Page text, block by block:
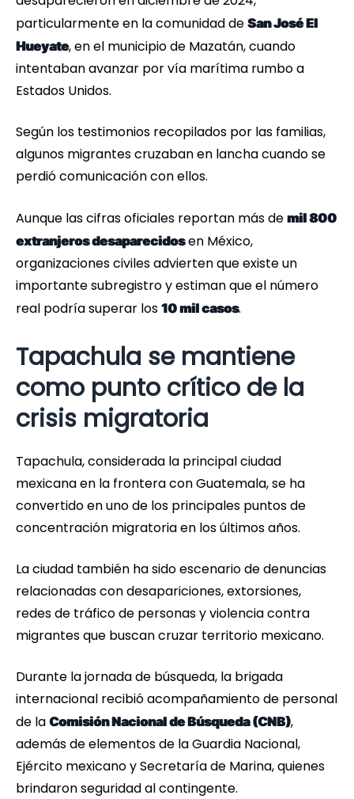
particularmente en la comunidad de San José El
Hueyate, en el municipio de Mazatán, cuando
intentaban avanzar por vía marítima rumbo a
Estados Unidos.
Según los testimonios recopilados por las familias,
algunos migrantes cruzaban en lancha cuando se
perdió comunicación con ellos.
Aunque las cifras oficiales reportan más de mil 800
extranjeros desaparecidosen México,
organizaciones civiles advierten que existe un
importante subregistro y estiman que el número
real podría superar los 10 mil casos.
Tapachula se mantiene
como punto crítico de la
crisis migratoria
Tapachula, considerada la principal ciudad
mexicana en la frontera con Guatemala, se ha
convertido en uno de los principales puntos de
concentración migratoria en los últimos años.
La ciudad también ha sido escenario de denuncias
relacionadas con desapariciones, extorsiones,
redes de tráfico de personas y violencia contra
migrantes que buscan cruzar territorio mexicano.
Durante la jornada de búsqueda, la brigada
internacional recibió acompañamiento de personal
de la Comisión Nacional de Búsqueda (CNB),
además de elementos de la Guardia Nacional,
Ejército mexicano y Secretaría de Marina, quienes
brindaron seguridad al contingente.